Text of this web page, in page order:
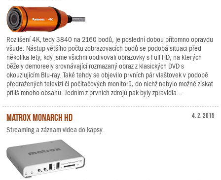
Rozlišení 4K, tedy 3840 na 2160 bodů, je poslední dobou přítomno opravdu
všude. Nástup většího počtu zobrazovacích bodů se podobá situaci před
několika lety, kdy jsme všichni obdivovali obrazovky s Full HD, na kterých
běžely demoreely srovnávající rozmazaný obraz z klasických DVD s
okouzlujícím Blu-ray. Také tehdy se objevilo prvních pár vlaštovek v podobě
předražených televizí či počítačových monitorů, do nichž nebylo možné získat
příliš mnoho obsahu. Jedním z prvních zdrojů pak byly zpravidla...
4. 2. 2015
Matrox Monarch HD
Streaming a záznam videa do kapsy.